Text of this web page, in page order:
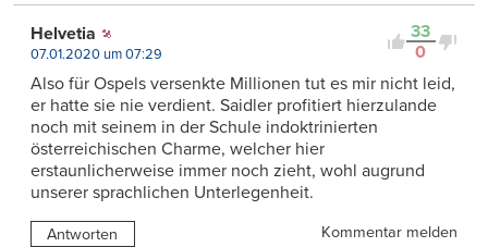
33
0
Helvetia
07.01.2020 um 07:29
Also für Ospels versenkte Millionen tut es mir nicht leid,
er hatte sie nie verdient. Saidler profitiert hierzulande
noch mit seinem in der Schule indoktrinierten
österreichischen Charme, welcher hier
erstaunlicherweise immer noch zieht, wohl augrund
unserer sprachlichen Unterlegenheit.
Antworten
Kommentar melden